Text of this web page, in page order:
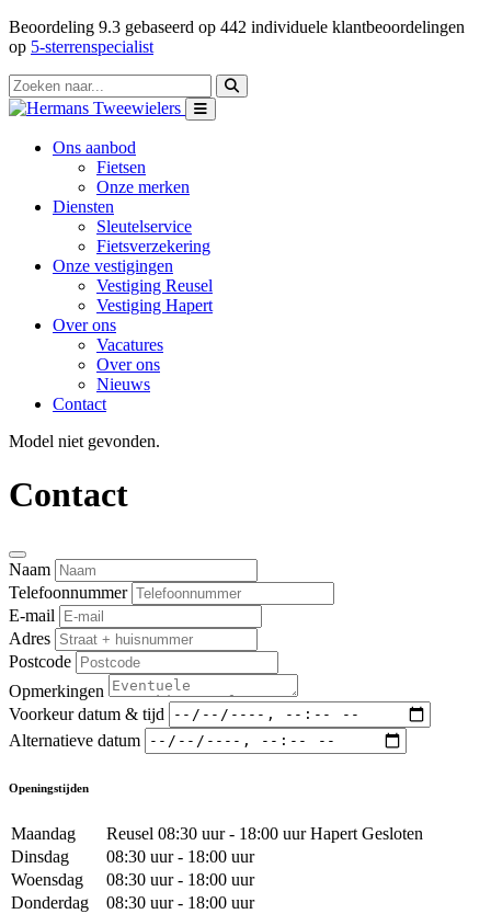
Beoordeling 9.3 gebaseerd op 442 individuele klantbeoordelingen
op 5-sterrenspecialist
Ons aanbod
Fietsen
Onze merken
Diensten
Sleutelservice
Fietsverzekering
Onze vestigingen
Vestiging Reusel
Vestiging Hapert
Over ons
Vacatures
Over ons
Nieuws
Contact
Model niet gevonden.
Contact
Naam
Telefoonnummer
E-mail
Adres
Postcode
Opmerkingen
Voorkeur datum & tijd
Alternatieve datum
Openingstijden
Maandag
Reusel 08:30 uur - 18:00 uur Hapert Gesloten
Dinsdag
08:30 uur - 18:00 uur
Woensdag
08:30 uur - 18:00 uur
Donderdag
08:30 uur - 18:00 uur